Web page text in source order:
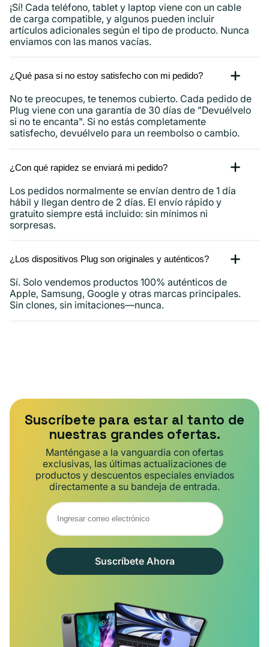
¡Sí! Cada teléfono, tablet y laptop viene con un cable
de carga compatible, y algunos pueden incluir
artículos adicionales según el tipo de producto. Nunca
enviamos con las manos vacías.
¿Qué pasa si no estoy satisfecho con mi pedido?
No te preocupes, te tenemos cubierto. Cada pedido de
Plug viene con una garantía de 30 días de "Devuélvelo
si no te encanta". Si no estás completamente
satisfecho, devuélvelo para un reembolso o cambio.
¿Con qué rapidez se enviará mi pedido?
Los pedidos normalmente se envían dentro de 1 día
hábil y llegan dentro de 2 días. El envío rápido y
gratuito siempre está incluido: sin mínimos ni
sorpresas.
¿Los dispositivos Plug son originales y auténticos?
Sí. Solo vendemos productos 100% auténticos de
Apple, Samsung, Google y otras marcas principales.
Sin clones, sin imitaciones—nunca.
Suscríbete para estar al tanto de
nuestras grandes ofertas.
Manténgase a la vanguardia con ofertas
exclusivas, las últimas actualizaciones de
productos y descuentos especiales enviados
directamente a su bandeja de entrada.
Suscríbete Ahora